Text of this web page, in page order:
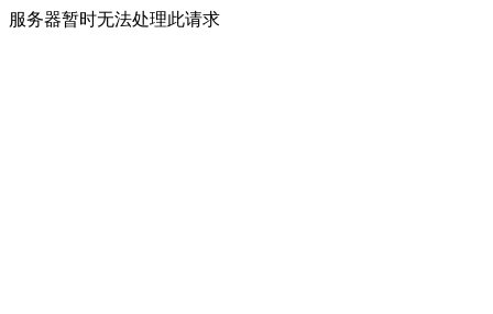
服务器暂时无法处理此请求